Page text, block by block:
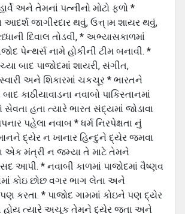
અને તેમનાં પત્નીનો મોટો ફળો *
જાગીરદાર થવું, ઉત્ત્।મ શાયર થવું,
દિવાલ તોડવી, * અભ્યાસકાળમાં
પેન્થર્સ નામે હોકીની ટીમ બનાવી. *
બાદ પાજોદમાં શાયરી, સંગીત,
અને શિકારમાં ચકચૂર * ભારતને
કાઠીયાવાડના નવાબો પાકિસ્તાનમાં
સેવતા હતા ત્યારે ભારત સંદ્યમાં જોડાવા
પહેલા નવાબ * ધર્મ નિરપેક્ષતા નું
દ્યેર ન ખાનાર હિન્દુને દ્યેર જમવા
એક મંત્રી ન જમ્યા તે માટે તેમને
આપી. * નવાબી કાળમાં પાજોદમાં વૈષ્ણવ
કોઇ છોછ વગર ભાગ લેતા અને
કરતા. * પાજોદ ગામમાં કોઇને પણ દ્યેર
હોય ત્યારે અચૂક તેમને દ્યેર જતા અને